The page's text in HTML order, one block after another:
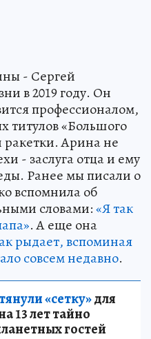
- Сергей
в 2019 году. Он
профессионалом,
титулов «Большого
Арина не
- заслуга отца и ему
Ранее мы писали о
вспомнила об
словами:«Я так
. А еще она
рыдает, вспоминая
совсем недавно.
«сетку»для
13 лет тайно
гостей